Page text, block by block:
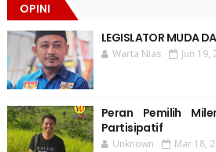
OPINI
LEGISLATOR MUDA
Warta Nias Jun 19,
Peran Pemilih
Partisipatif
Unknown Mar 18,